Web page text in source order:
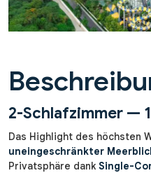
2-Schlafzimmer —
Das Highlight des höchsten
uneingeschränkter
Privatsphäre dank Single-